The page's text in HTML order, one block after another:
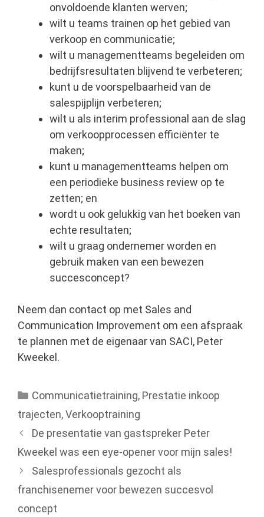
onvoldoende klanten werven;
wilt u teams trainen op het gebied van
verkoop en communicatie;
wilt u managementteams begeleiden om
bedrijfsresultaten blijvend te verbeteren;
kunt u de voorspelbaarheid van de
salespijplijn verbeteren;
wilt u als interim professional aan de slag
om verkoopprocessen efficiënter te
maken;
kunt u managementteams helpen om
een periodieke business review op te
zetten; en
wordt u ook gelukkig van het boeken van
echte resultaten;
wilt u graag ondernemer worden en
gebruik maken van een bewezen
succesconcept?
Neem dan contact op met Sales and
Communication Improvement om een afspraak
te plannen met de eigenaar van SACI, Peter
Kweekel.
Categorieën
Communicatietraining, Prestatie inkoop
trajecten,Verkooptraining
De presentatie van gastspreker Peter
Kweekel was een eye-opener voor mijn sales!
Salesprofessionals gezocht als
franchisenemer voor bewezen succesvol
concept